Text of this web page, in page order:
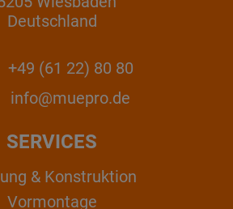
Deutschland
+49 (61 22) 80 80
info@muepro.de
SERVICES
& Konstruktion
Vormontage